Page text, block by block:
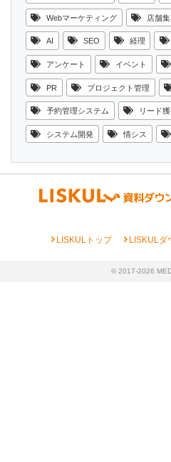
Webマーケティング 店舗
AI SEO 経理
アンケート イベント
PR プロジェクト管理
予約管理システム リード
システム開発 情シス
chevron_rightLISKULトップ chevron_rightLISKULダ
© 2017-2026